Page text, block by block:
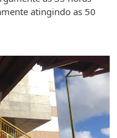
atingindo as 50